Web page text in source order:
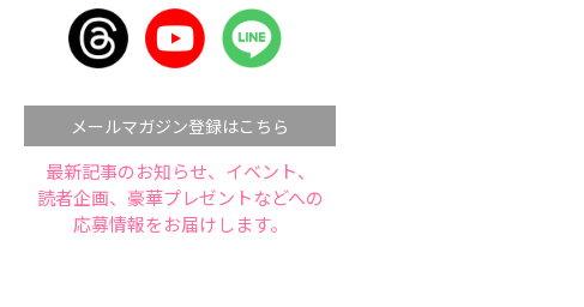
メールマガジン登録はこちら
最新記事のお知らせ、イベント、
読者企画、豪華プレゼントなどへの
応募情報をお届けします。